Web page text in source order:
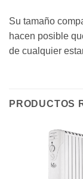
Su tamaño
hacen posible
de cualquier
PRODUCTOS